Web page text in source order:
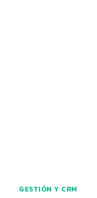
GESTIÓN Y CRM